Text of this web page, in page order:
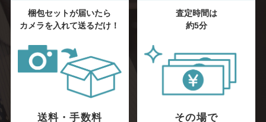
梱包セットが届いたら
カメラを入れて送るだけ！
送料・手数料
査定時間は
約5分
その場で